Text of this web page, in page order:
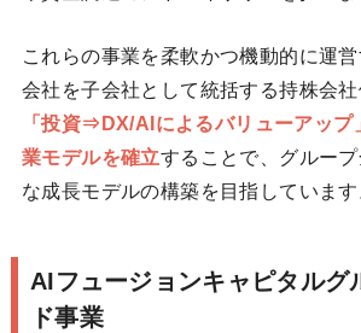
これらの事業を柔軟かつ機動的に運
会社を子会社として統括する持株会社
「投資⇒DX/AIによるバリューアップ
業モデルを確立することで、グルー
な成長モデルの構築を目指しています
AIフュージョンキャピタルグ
ド事業